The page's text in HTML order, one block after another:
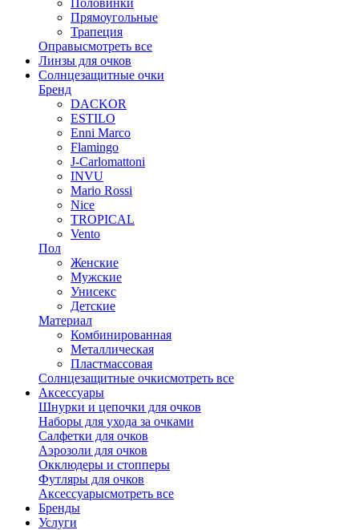
Прямоугольные
Трапеция
Оправысмотреть все
Линзы для очков
Солнцезащитные очки
Бренд
DACKOR
ESTILO
Enni Marco
Flamingo
J-Carlomattoni
INVU
Mario Rossi
Nice
TROPICAL
Vento
Пол
Женские
Мужские
Унисекс
Детские
Материал
Комбинированная
Металлическая
Пластмассовая
Солнцезащитные очкисмотреть все
Аксессуары
Шнурки и цепочки для очков
Наборы для ухода за очками
Салфетки для очков
Аэрозоли для очков
Окклюдеры и стопперы
Футляры для очков
Аксессуарысмотреть все
Бренды
Услуги